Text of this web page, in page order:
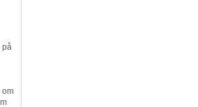
på
om